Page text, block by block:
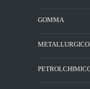
GOMMA
METALLURGICO